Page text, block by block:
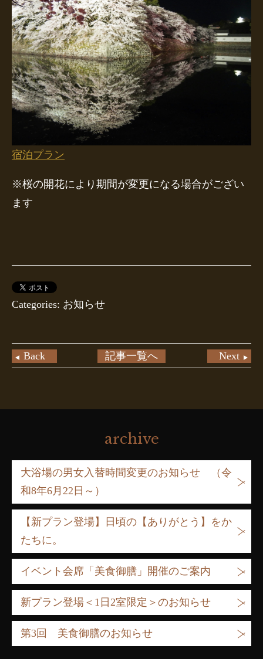
宿泊プラン
※桜の開花により期間が変更になる場合がござい
ます
Categories: お知らせ
記事一覧へ
Back Next
archive
大浴場の男女入替時間変更のお知らせ （令
和8年6月22日～）
【新プラン登場】日頃の【ありがとう】をか
たちに。
イベント会席「美食御膳」開催のご案内
新プラン登場＜1日2室限定＞のお知らせ
第3回 美食御膳のお知らせ